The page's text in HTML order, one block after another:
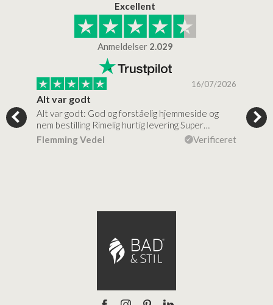
Excellent
Anmeldelser 2.029
for…
16/07/2026
Alt var godt
Alt var godt: God og forståelig hjemmeside og
nem bestilling Rimelig hurtig levering Super…
Flemming Vedel
Verificeret
Jeg
en